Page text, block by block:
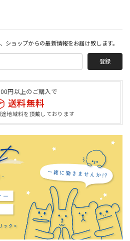
ショップからの最新情報をお届け致します。
登録
円以上のご購入で
送料無料
地域料を頂戴しております